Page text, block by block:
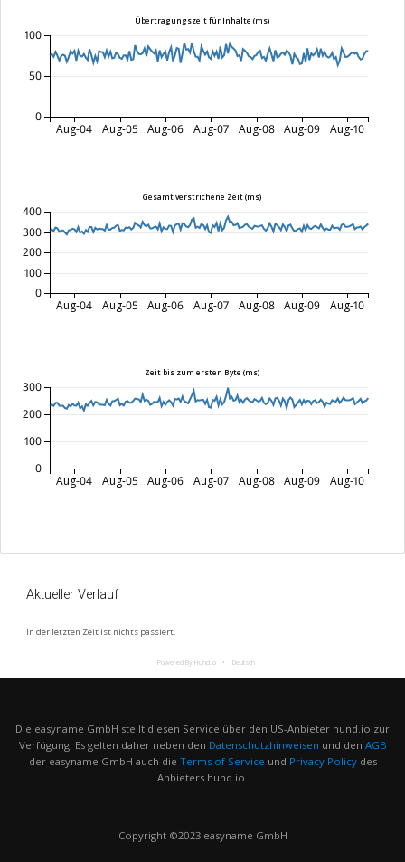
Übertragungszeit für Inhalte (ms)
Aug-04 Aug-05 Aug-06 Aug-07 Aug-08 Aug-09 Aug-10
0
50
100
Gesamt verstrichene Zeit (ms)
Aug-04 Aug-05 Aug-06 Aug-07 Aug-08 Aug-09 Aug-10
0
100
200
300
400
Zeit bis zum ersten Byte (ms)
Aug-04 Aug-05 Aug-06 Aug-07 Aug-08 Aug-09 Aug-10
0
100
200
300
Aktueller Verlauf
In der letzten Zeit ist nichts passiert.
Powered By Hund.io Deutsch
Die easyname GmbH stellt diesen Service über den US-Anbieter hund.io zur
Verfügung. Es gelten daher neben den Datenschutzhinweisen und den AGB
der easyname GmbH auch die Terms of Service und Privacy Policydes
Anbieters hund.io.
Copyright ©2023 easyname GmbH